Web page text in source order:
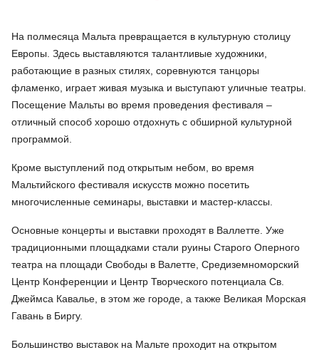
На полмесяца Мальта превращается в культурную столицу
Европы. Здесь выставляются талантливые художники,
работающие в разных стилях, соревнуются танцоры
фламенко, играет живая музыка и выступают уличные театры.
Посещение Мальты во время проведения фестиваля –
отличный способ хорошо отдохнуть с обширной культурной
программой.
Кроме выступлений под открытым небом, во время
Мальтийского фестиваля искусств можно посетить
многочисленные семинары, выставки и мастер-классы.
Основные концерты и выставки проходят в Валлетте. Уже
традиционными площадками стали руины Старого Оперного
театра на площади Свободы в Валетте, Средиземноморский
Центр Конференции и Центр Творческого потенциала Св.
Джеймса Кавалье, в этом же городе, а также Великая Морская
Гавань в Биргу.
Большинство выставок на Мальте проходит на открытом